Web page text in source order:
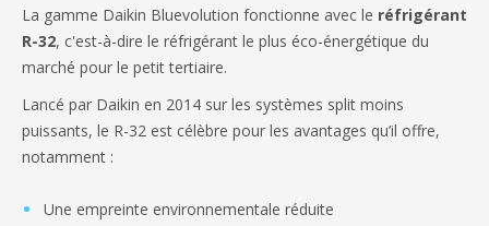
La gamme Daikin Bluevolution fonctionne avec le réfrigérant
R-32, c'est-à-dire le réfrigérant le plus éco-énergétique du
marché pour le petit tertiaire.
Lancé par Daikin en 2014 sur les systèmes split moins
puissants, le R-32 est célèbre pour les avantages qu’il offre,
notamment :
Une empreinte environnementale réduite